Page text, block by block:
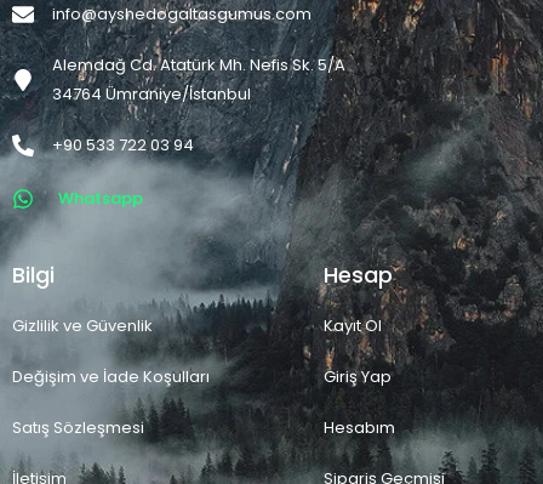
info@ayshedogaltasgumus.com
Alemdağ Cd. Atatürk Mh. Nefis Sk. 5/A
34764 Ümraniye/İstanbul
+90 533 722 03 94
Whatsapp
Bilgi
Gizlilik ve Güvenlik
Değişim ve İade Koşulları
Satış Sözleşmesi
İletişim
Hesap
Kayıt Ol
Giriş Yap
Hesabım
Sipariş Geçmişi